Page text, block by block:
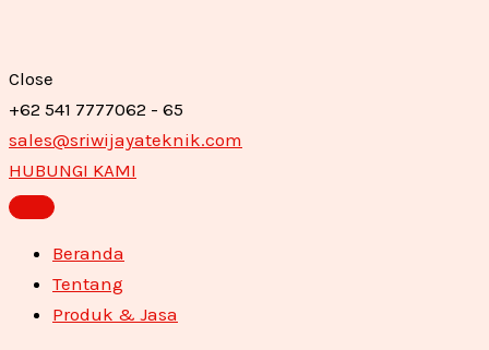
Close
+62 541 7777062 - 65
sales@sriwijayateknik.com
HUBUNGI KAMI
Beranda
Tentang
Produk & Jasa